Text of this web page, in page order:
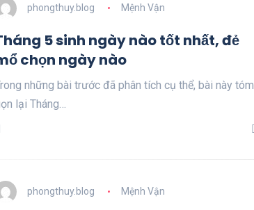
phongthuy.blog Mệnh Vận
5 sinh ngày nào tốt nhất, đẻ
chọn ngày nào
những bài trước đã phân tích cụ thể, bài này tóm
lại Tháng…
phongthuy.blog Mệnh Vận